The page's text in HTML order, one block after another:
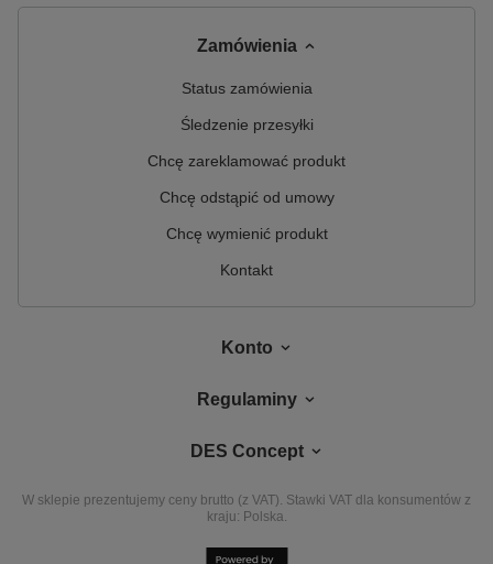
Zamówienia
Status zamówienia
Śledzenie przesyłki
Chcę zareklamować produkt
Chcę odstąpić od umowy
Chcę wymienić produkt
Kontakt
Konto
Regulaminy
DES Concept
W sklepie prezentujemy ceny brutto (z VAT). Stawki VAT dla konsumentów z
kraju: Polska.